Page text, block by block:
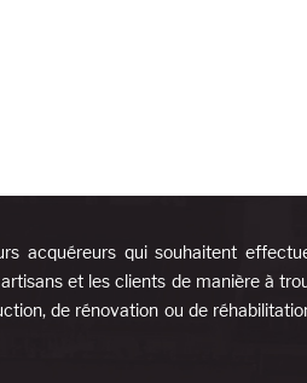
acquéreurs qui souhaitent
et les clients de manière à
de rénovation ou de